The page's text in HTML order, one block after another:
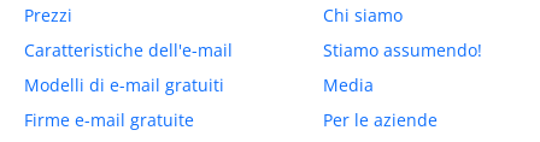
Prezzi
Caratteristiche dell'e-mail
Modelli di e-mail gratuiti
Firme e-mail gratuite
Chi siamo
Stiamo assumendo!
Media
Per le aziende